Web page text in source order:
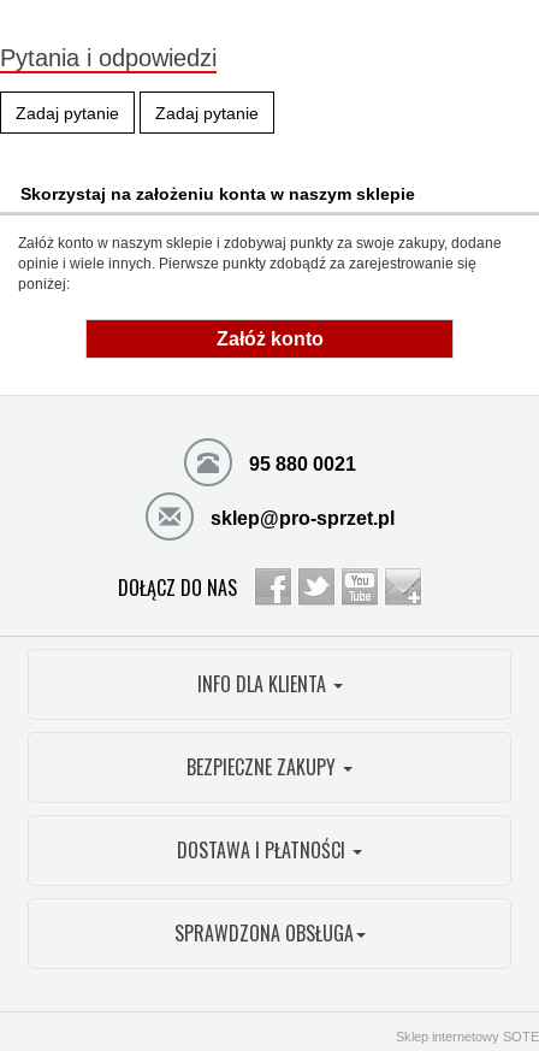
Pytania i odpowiedzi
Zadaj pytanie Zadaj pytanie
Skorzystaj na założeniu konta w naszym sklepie
Załóż konto w naszym sklepie i zdobywaj punkty za swoje zakupy, dodane
opinie i wiele innych. Pierwsze punkty zdobądź za zarejestrowanie się
poniżej:
Załóż konto
95 880 0021
sklep@pro-sprzet.pl
DOŁĄCZ DO NAS
INFO DLA KLIENTA
BEZPIECZNE ZAKUPY
DOSTAWA I PŁATNOŚCI
SPRAWDZONA OBSŁUGA
Sklep internetowy SOTE